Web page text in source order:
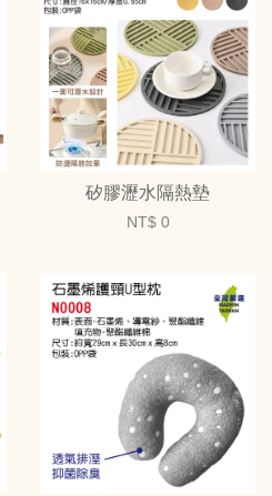
矽膠瀝水隔熱墊
NT$ 0